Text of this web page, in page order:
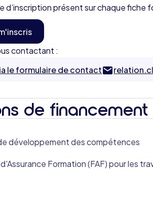
d’inscription présent sur chaque fiche
contactant :
le formulaire de contact
de financement
développement des compétences
Formation (FAF) pour les